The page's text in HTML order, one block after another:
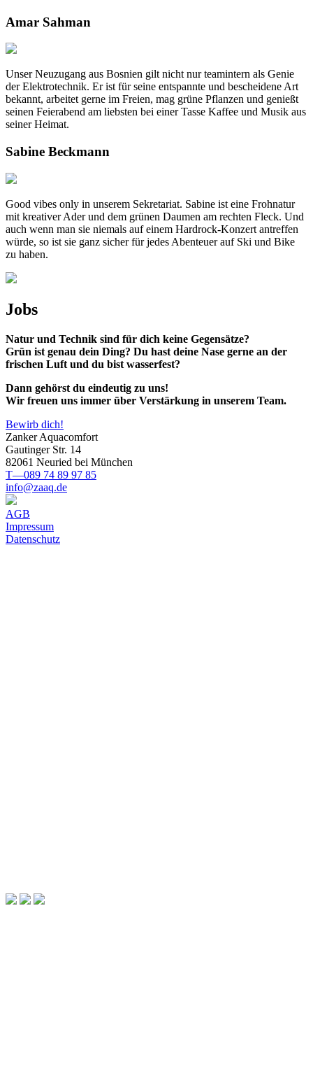
Amar Sahman
Unser Neuzugang aus Bosnien gilt nicht nur teamintern als Genie
der Elektrotechnik. Er ist für seine entspannte und bescheidene Art
bekannt, arbeitet gerne im Freien, mag grüne Pflanzen und genießt
seinen Feierabend am liebsten bei einer Tasse Kaffee und Musik aus
seiner Heimat.
Sabine Beckmann
Good vibes only in unserem Sekretariat. Sabine ist eine Frohnatur
mit kreativer Ader und dem grünen Daumen am rechten Fleck. Und
auch wenn man sie niemals auf einem Hardrock-Konzert antreffen
würde, so ist sie ganz sicher für jedes Abenteuer auf Ski und Bike
zu haben.
Jobs
Natur und Technik sind für dich keine Gegensätze?
Grün ist genau dein Ding? Du hast deine Nase gerne an der
frischen Luft und du bist wasserfest?
Dann gehörst du eindeutig zu uns!
Wir freuen uns immer über Verstärkung in unserem Team.
Bewirb dich!
Zanker Aquacomfort
Gautinger Str. 14
82061 Neuried bei München
T—089 74 89 97 85
info@zaaq.de
AGB
Impressum
Datenschutz